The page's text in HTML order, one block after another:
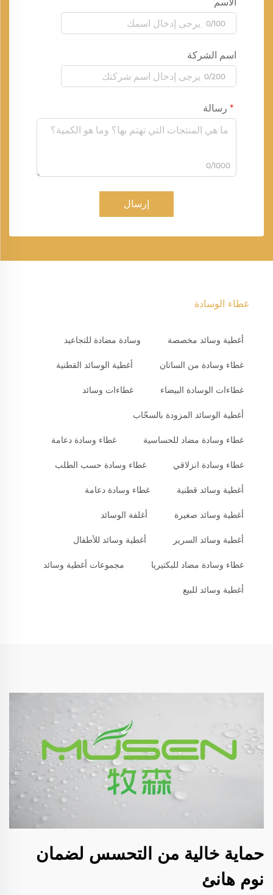
0/100
اسم الشركة
0/200
رسالة
0/1000
إرسال
غطاء الوسادة
أغطية وسائد مخصصة وسادة مضادة للتجاعيد
غطاء وسادة من الساتان أغطية الوسائد القطنية
غطاءات الوسادة البيضاء غطاءات وسائد
أغطية الوسائد المزودة بالسحّاب
غطاء وسادة مضاد للحساسية غطاء وسادة دعامة
غطاء وسادة انزلاقي غطاء وسادة حسب الطلب
أغطية وسائد قطنية غطاء وسادة دعامة
أغطية وسائد صغيرة أغلفة الوسائد
أغطية وسائد السرير أغطية وسائد للأطفال
غطاء وسادة مضاد للبكتيريا مجموعات أغطية وسائد
أغطية وسائد للبيع
حماية خالية من التحسس لضمان
نوم هانئ